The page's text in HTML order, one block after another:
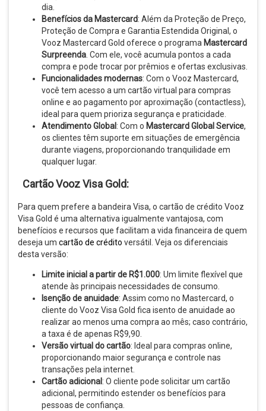
dia.
Benefícios da Mastercard: Além da Proteção de Preço,
Proteção de Compra e Garantia Estendida Original, o
Vooz Mastercard Gold oferece o programa Mastercard
Surpreenda . Com ele, você acumula pontos a cada
compra e pode trocar por prêmios e ofertas exclusivas.
Funcionalidades modernas: Com o Vooz Mastercard,
você tem acesso a um cartão virtual para compras
online e ao pagamento por aproximação (contactless),
ideal para quem prioriza segurança e praticidade.
Atendimento Global : Com o Mastercard Global Service,
os clientes têm suporte em situações de emergência
durante viagens, proporcionando tranquilidade em
qualquer lugar.
Cartão Vooz Visa Gold:
Para quem prefere a bandeira Visa, o cartão de crédito Vooz
Visa Gold é uma alternativa igualmente vantajosa, com
benefícios e recursos que facilitam a vida financeira de quem
deseja um cartão de crédito versátil. Veja os diferenciais
desta versão:
Limite inicial a partir de R$1.000: Um limite flexível que
atende às principais necessidades de consumo.
Isenção de anuidade: Assim como no Mastercard, o
cliente do Vooz Visa Gold fica isento de anuidade ao
realizar ao menos uma compra ao mês; caso contrário,
a taxa é de apenas R$9,90.
Versão virtual do cartão: Ideal para compras online,
proporcionando maior segurança e controle nas
transações pela internet.
Cartão adicional : O cliente pode solicitar um cartão
adicional, permitindo estender os benefícios para
pessoas de confiança.